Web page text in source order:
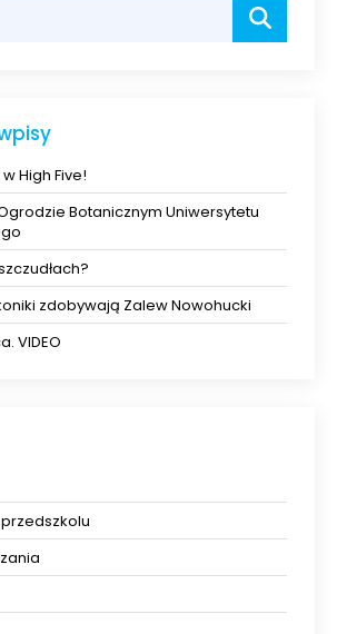
High Five!
Botanicznym Uniwersytetu
zdobywają Zalew Nowohucki
VIDEO